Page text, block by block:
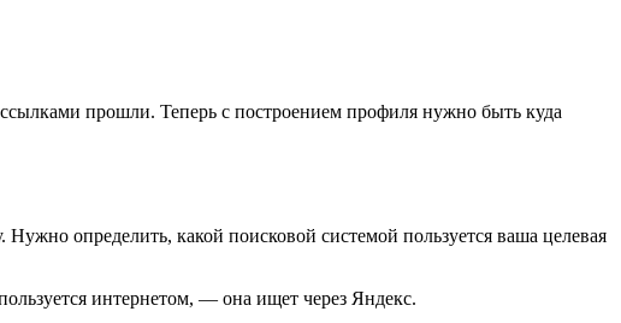
прошли. Теперь с построением профиля нужно быть куда
определить, какой поисковой системой пользуется ваша целевая
интернетом, — она ищет через Яндекс.